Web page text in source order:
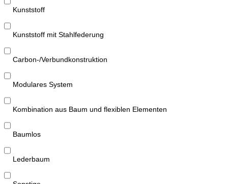
Kunststoff
Kunststoff mit Stahlfederung
Carbon-/Verbundkonstruktion
Modulares System
Kombination aus Baum und flexiblen Elementen
Baumlos
Lederbaum